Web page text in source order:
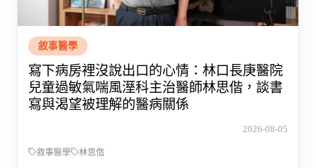
敘事醫學
寫下病房裡沒說出口的心情：林口長庚醫院
兒童過敏氣喘風溼科主治醫師林思偕，談書
寫與渴望被理解的醫病關係
2026-08-05
敘事醫學 林思偕